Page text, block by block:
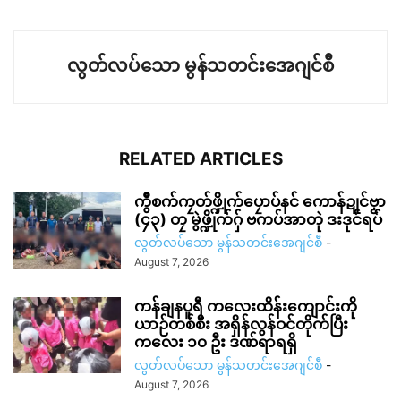
လွတ်လပ်သော မွန်သတင်းအေဂျင်စီ
RELATED ARTICLES
ကွဳစက်ကၠတ်ဖ္ဍိုက်ပၠောပ်နင် ကောန်ဍုင်ဗၟာ
(၄၃) တၠ မွဲဖ္ဍိုက်ဂှ် ဗကပ်အာတုဲ ဒးဒုင်ရပ်
လွတ်လပ်သော မွန်သတင်းအေဂျင်စီ -
August 7, 2026
ကန်ချနပူရီ ကလေးထိန်းကျောင်းကို
ယာဉ်တစ်စီး အရှိန်လွန်ဝင်တိုက်ပြီး
ကလေး ၁၀ ဦး ဒဏ်ရာရရှိ
လွတ်လပ်သော မွန်သတင်းအေဂျင်စီ -
August 7, 2026